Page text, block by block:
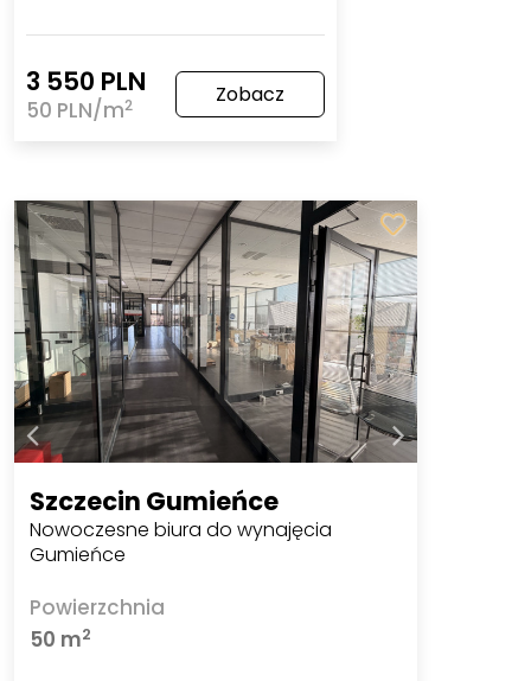
3 550 PLN
50 PLN/m2 Zobacz
Szczecin Gumieńce
Nowoczesne biura do wynajęcia
Gumieńce
Powierzchnia
50 m2